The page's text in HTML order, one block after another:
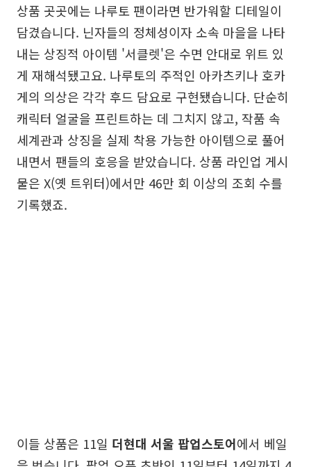
상품 곳곳에는 나루토 팬이라면 반가워할 디테일이
담겼습니다. 닌자들의 정체성이자 소속 마을을 나타
내는 상징적 아이템 '서클렛'은 수면 안대로 위트 있
게 재해석됐고요. 나루토의 주적인 아카츠키나 호카
게의 의상은 각각 후드 담요로 구현됐습니다. 단순히
캐릭터 얼굴을 프린트하는 데 그치지 않고, 작품 속
세계관과 상징을 실제 착용 가능한 아이템으로 풀어
내면서 팬들의 호응을 받았습니다. 상품 라인업 게시
물은 X(옛 트위터)에서만 46만 회 이상의 조회 수를
기록했죠.
이들 상품은 11일 더현대 서울 팝업스토어에서 베일